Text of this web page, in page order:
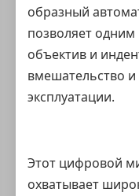
образный
позволяет
объектив и
вмешательство
эксплуатации.
Этот цифровой
охватывает